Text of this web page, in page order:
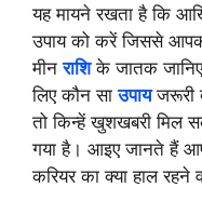
यह मायने रखता है कि
उपाय को करें जिससे
मीनराशि के जातक
लिए कौन साउपाय जरूरी
तो किन्हें खुशखबरी मिल
गया है। आइए जानते हैं
करियर का क्या हाल रहने